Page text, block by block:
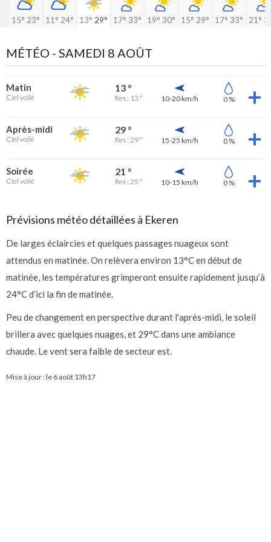
15° 23° 11° 24° 13° 29° 17° 33° 19° 30° 15° 29° 17° 33° 21°
MÉTÉO - SAMEDI 8 AOÛT
Matin
Ciel voilé
13 °
Res : 13 ° 10-20 km/h 0 %
Après-midi
Ciel voilé
29 °
Res : 29 ° 15-25 km/h 0 %
Soirée
Ciel voilé
21 °
Res : 25 ° 10-15 km/h 0 %
Prévisions météo détaillées à Ekeren
De larges éclaircies et quelques passages nuageux sont
attendus en matinée. On relèvera environ 13°C en début de
matinée, les températures grimperont ensuite rapidement jusqu’à
24°C d’ici la fin de matinée.
Peu de changement en perspective durant l'après-midi, le soleil
brillera avec quelques nuages, et 29°C dans une ambiance
chaude. Le vent sera faible de secteur est.
Mise à jour : le 6 août 13h17